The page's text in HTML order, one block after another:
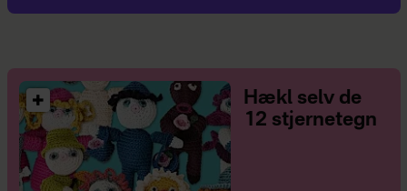
Hækl selv de
12 stjernetegn